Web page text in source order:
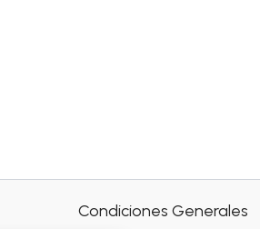
Condiciones Generales